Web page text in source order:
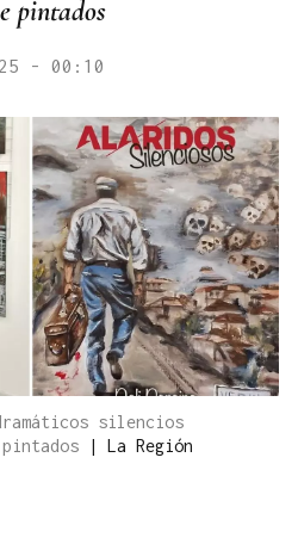
pintados
- 00:10
silencios
| La Región